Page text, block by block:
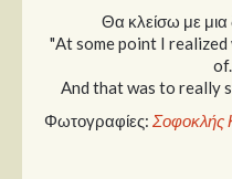
Θα κλείσω με μια
"At some point I
And that was to really
Φωτογραφίες: Σοφοκλής